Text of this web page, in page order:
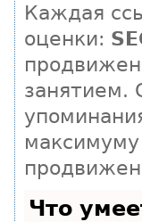
Каждая
оценки:
занятием.
Что